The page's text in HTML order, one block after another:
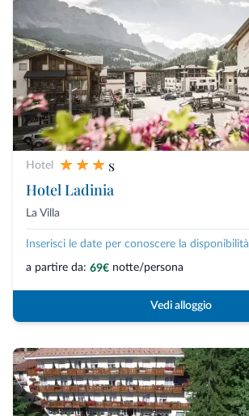
Hotel
s
Hotel Ladinia
La Villa
Inserisci le date per conoscere la disponibilità
a partire da: 69€ notte/persona
Vedi alloggio